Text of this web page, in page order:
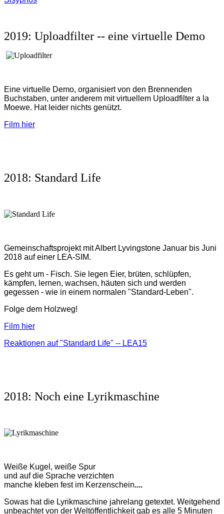
2019: Uploadfilter -- eine virtuelle Demo
Eine virtuelle Demo, organisiert von den Brennenden
Buchstaben, unter anderem mit virtuellem Uploadfilter a la
Moewe. Hat leider nichts genützt.
Film hier
2018: Standard Life
Gemeinschaftsprojekt mit Albert Lyvingstone Januar bis Juni
2018 auf einer LEA-SIM.
Es geht um - Fisch. Sie legen Eier, brüten, schlüpfen,
kämpfen, lernen, wachsen, häuten sich und werden
gegessen - wie in einem normalen "Standard-Leben".
Folge dem Holzweg!
Film hier
Reaktionen auf "Standard Life" -- LEA15
2018: Noch eine Lyrikmaschine
Weiße Kugel, weiße Spur
und auf die Sprache verzichten
manche kleben fest im Kerzenschein....
Sowas hat die Lyrikmaschine jahrelang getextet. Weitgehend
unbeachtet von der Weltöffentlichkeit gab es alle 5 Minuten